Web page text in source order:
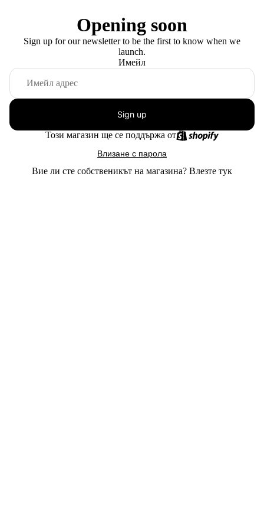
Opening soon
Sign up for our newsletter to be the first to know when we
launch.
Имейл
Sign up
Този магазин ще се поддържа от
Влизане с парола
Вие ли сте собственикът на магазина? Влезте тук